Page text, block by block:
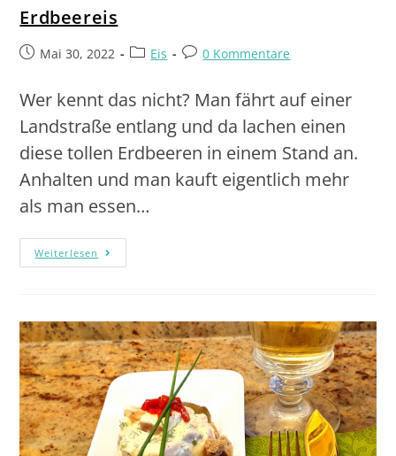
Erdbeereis
Mai 30, 2022 Eis 0 Kommentare
Wer kennt das nicht? Man fährt auf einer
Landstraße entlang und da lachen einen
diese tollen Erdbeeren in einem Stand an.
Anhalten und man kauft eigentlich mehr
als man essen…
Weiterlesen